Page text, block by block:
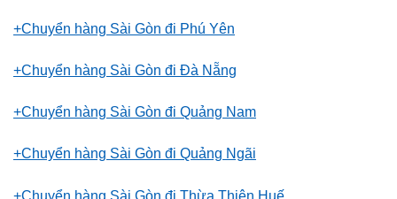
+Chuyển hàng Sài Gòn đi Phú Yên
+Chuyển hàng Sài Gòn đi Đà Nẵng
+Chuyển hàng Sài Gòn đi Quảng Nam
+Chuyển hàng Sài Gòn đi Quảng Ngãi
+Chuyển hàng Sài Gòn đi Thừa Thiên Huế